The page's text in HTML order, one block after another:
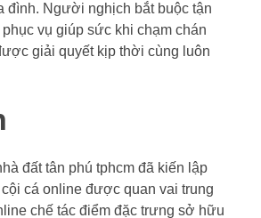
đình. Người nghịch bắt buộc tận
vụ giúp sức khi chạm chán
giải quyết kịp thời cùng luôn
đất tân phú tphcm đã kiến lập
cá online được quan vai trung
chế tác điểm đặc trưng sở hữu